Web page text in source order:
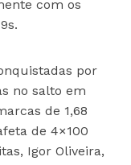
com os
por
no salto em
de 1,68
de 4×100
Igor Oliveira,